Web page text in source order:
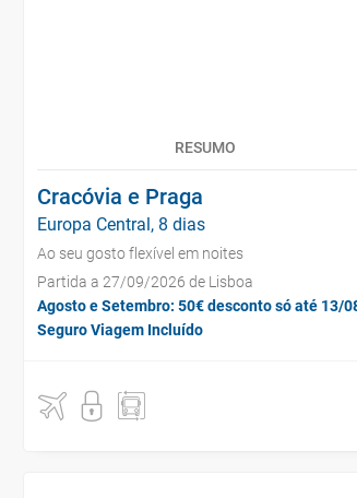
RESUMO
Cracóvia e Praga
Europa Central, 8 dias
Ao seu gosto flexível em noites
Partida a 27/09/2026 de Lisboa
Agosto e Setembro: 50€ desconto só até 13/
Seguro Viagem Incluído